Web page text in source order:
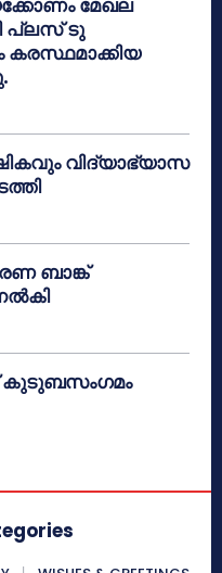
പ്ലസ് ടു
കരസ്ഥമാക്കിയ
വിദ്യാഭ്യാസ
ബാങ്ക്